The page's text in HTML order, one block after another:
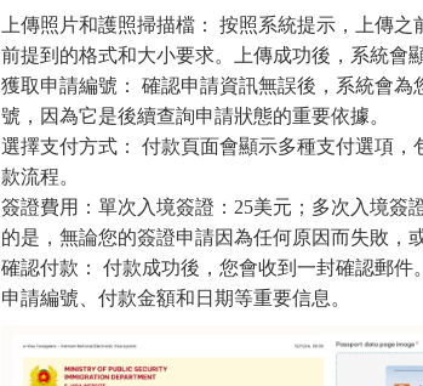
上傳照片和護照掃描檔： 按照系統提示，上傳
前提到的格式和大小要求。上傳成功後，系統會
獲取申請編號： 確認申請資訊無誤後，系統會為
號，因為它是後續查詢申請狀態的重要依據。
選擇支付方式： 付款頁面會顯示多種支付選項
款流程。
簽證費用：單次入境簽證：25美元；多次入境簽
的是，無論您的簽證申請因為任何原因而失敗，
確認付款： 付款成功後，您會收到一封確認郵
申請編號、付款金額和日期等重要信息。